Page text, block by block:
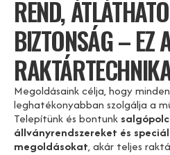
REND,
BIZTONSÁG – EZ
Megoldásaink célja, hogy
leghatékonyabban szolgálja a
Telepítünk és bontunk
állványrendszereket és
megoldásokat, akár teljes